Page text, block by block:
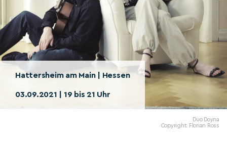
Hattersheim am Main | Hessen
03.09.2021 | 19 bis 21 Uhr
Duo Doyna
Copyright: Florian Ross